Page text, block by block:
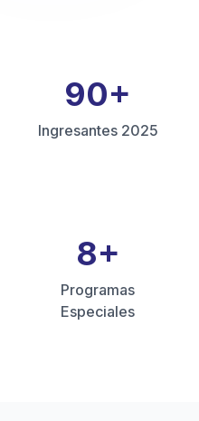
90+
Ingresantes 2025
8+
Programas
Especiales